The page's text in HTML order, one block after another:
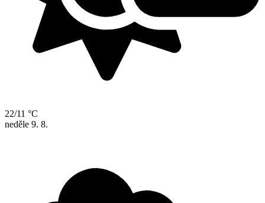
22/11 °C
neděle 9. 8.